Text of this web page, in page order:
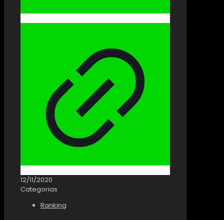
12/11/2020
Categorias
Ranking